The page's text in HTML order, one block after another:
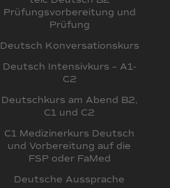
Prüfungsvorbereitung und
Prüfung
Deutsch Konversationskurs
Deutsch Intensivkurs – A1-
C2
Deutschkurs am Abend B2,
C1 und C2
C1 Medizinerkurs Deutsch
und Vorbereitung auf die
FSP oder FaMed
Deutsche Aussprache